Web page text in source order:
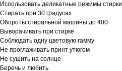
Использовать деликатные режимы стирки
Стирать при 30 градусах
Обороты стиральной машины до 400
Выворачивать при стирке
Соблюдать одну цветовую гамму
Не проглаживать принт утюгом
Не сушить на солнце
Беречь и любить